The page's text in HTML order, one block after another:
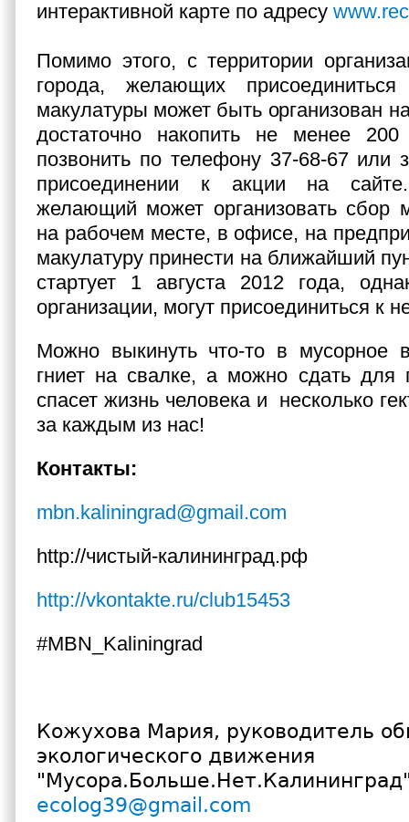
интерактивной карте по адресу
Помимо этого, с территории
города, желающих
макулатуры может быть организован
достаточно накопить не менее
позвонить по телефону 37-68-67 или
присоединении к акции на
желающий может организовать сбор
на рабочем месте, в офисе, на
макулатуру принести на ближайший
стартует 1 августа 2012 года,
организации, могут присоединиться к
Можно выкинуть что-то в мусорное
гниет на свалке, а можно сдать для
спасет жизнь человека и несколько
за каждым из нас!
Контакты:
mbn.kaliningrad@gmail.com
http://чистый-калининград.рф
http://vkontakte.ru/club15453
#MBN_Kaliningrad
Кожухова Мария, руководитель
экологического движения
ecolog39@gmail.com